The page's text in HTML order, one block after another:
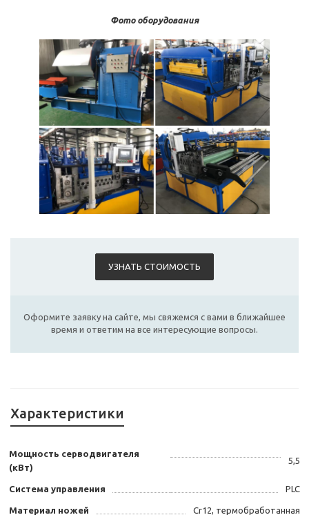
Фото оборудования
УЗНАТЬ СТОИМОСТЬ
Оформите заявку на сайте, мы свяжемся с вами в ближайшее
время и ответим на все интересующие вопросы.
Характеристики
Мощность серводвигателя
(кВт)
5,5
Система управления PLC
Материал ножей Cr12, термобработанная